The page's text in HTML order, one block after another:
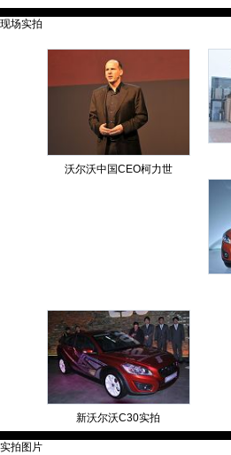
现场实拍
沃尔沃中国CEO柯力世
新沃尔沃C30实拍
实拍图片